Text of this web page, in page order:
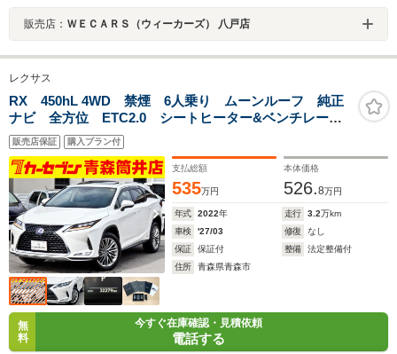
販売店： ＷＥＣＡＲＳ（ウィーカーズ） 八戸店
レクサス
RX 450hL 4WD 禁煙 6人乗り ムーンルーフ 純正
ナビ 全方位 ETC2.0 シートヒーター&ベンチレータ
ー 1500Wコンセント 純正リモートスタート スペア
キー ワイヤレス給電
販売店保証 購入プラン付
支払総額
535万円
本体価格
526.8万円
年式 2022年 走行 3.2万km
車検
'27/03 修復
なし
保証
保証付 整備
法定整備付
住所
青森県青森市
無
料
今すぐ在庫確認・見積依頼
電話する